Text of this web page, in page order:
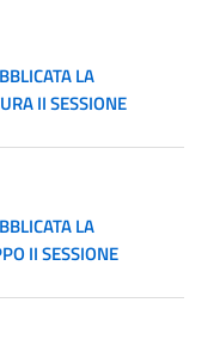
LA
II SESSIONE
LA
II SESSIONE